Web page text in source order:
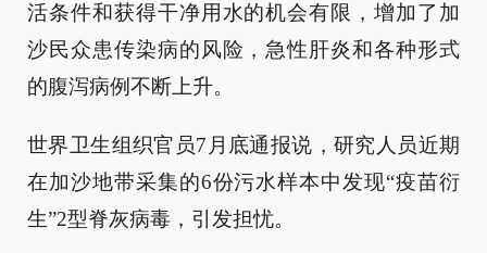
活条件和获得干净用水的机会有限，增加了加
沙民众患传染病的风险，急性肝炎和各种形式
的腹泻病例不断上升。
世界卫生组织官员7月底通报说，研究人员近期
在加沙地带采集的6份污水样本中发现“疫苗衍
生”2型脊灰病毒，引发担忧。